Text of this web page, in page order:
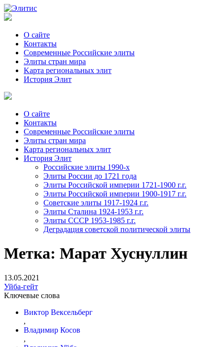
О сайте
Контакты
Современные Российские элиты
Элиты стран мира
Kартa региональных элит
История Элит
О сайте
Контакты
Современные Российские элиты
Элиты стран мира
Картa региональных элит
История Элит
Российские элиты 1990-х
Элиты России до 1721 года
Элиты Российской империи 1721-1900 г.г.
Элиты Российской империи 1900-1917 г.г.
Советские элиты 1917-1924 г.г.
Элиты Сталина 1924-1953 г.г.
Элиты СССР 1953-1985 г.г.
Деградация советской политической элиты
Метка: Марат Хуснуллин
13.05.2021
Уйба-гейт
Ключевые слова
Виктор Вексельберг
,
Владимир Косов
,